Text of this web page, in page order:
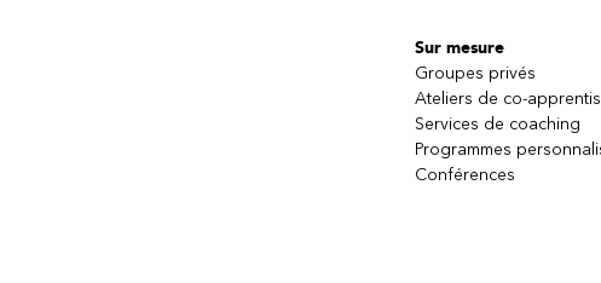
Sur mesure
Groupes privés
Ateliers de co-
Services de coaching
Programmes
Conférences